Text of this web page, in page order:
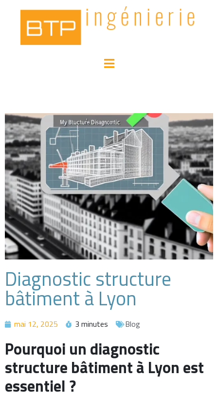
Diagnostic structure
bâtiment à Lyon
mai 12, 2025 3 minutes Blog
Pourquoi un diagnostic
structure bâtiment à Lyon est
essentiel ?